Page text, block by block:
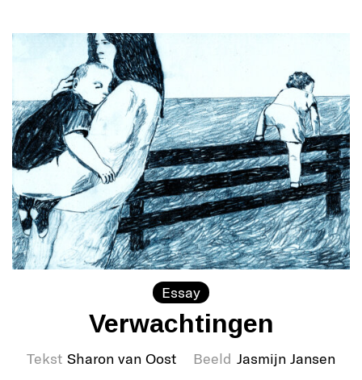
Essay
Verwachtingen
Tekst Sharon van Oost Beeld Jasmijn Jansen